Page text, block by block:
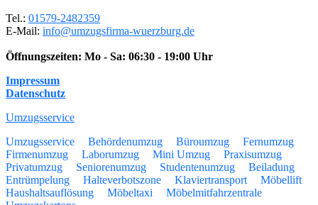
Tel.: 01579-2482359
E-Mail: info@umzugsfirma-wuerzburg.de
Öffnungszeiten: Mo - Sa: 06:30 - 19:00 Uhr
Impressum
Datenschutz
Umzugsservice
Umzugsservice
Behördenumzug Büroumzug
Fernumzug
Firmenumzug
Laborumzug Mini Umzug
Praxisumzug
Privatumzug
Seniorenumzug Studentenumzug
Beiladung
Entrümpelung
Halteverbotszone Klaviertransport
Möbellift
Haushaltsauflösung
Möbeltaxi
Möbelmitfahrzentrale